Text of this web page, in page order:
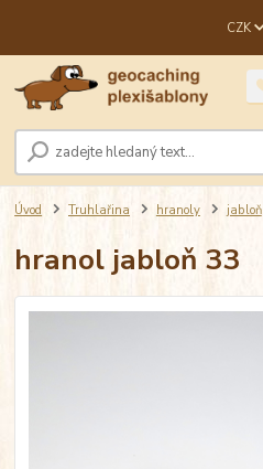
CZK
Úvod Truhlařina hranoly jabloň
hranol jabloň 33